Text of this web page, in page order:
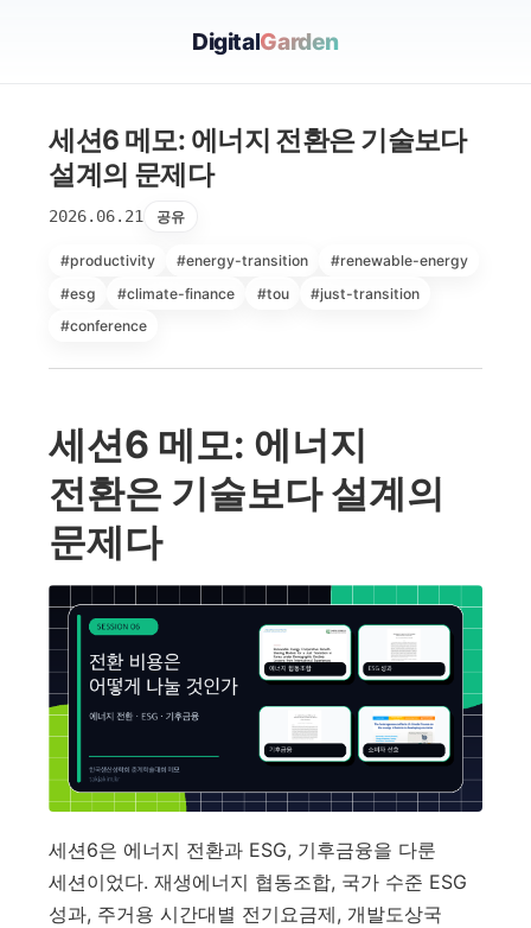
DigitalGarden
세션6 메모: 에너지 전환은 기술보다
설계의 문제다
2026.06.21 공유
#productivity #energy-transition
#renewable-energy
#esg
#climate-finance #tou
#just-transition
#conference
세션6 메모: 에너지
전환은 기술보다 설계의
문제다
세션6은 에너지 전환과 ESG, 기후금융을 다룬
세션이었다. 재생에너지 협동조합, 국가 수준 ESG
성과, 주거용 시간대별 전기요금제, 개발도상국